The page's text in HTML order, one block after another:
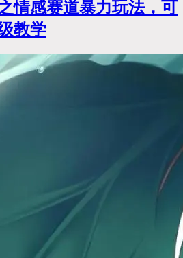
情感赛道暴力玩法，可
教学